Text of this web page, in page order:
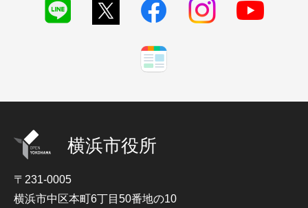
横浜市役所
〒231-0005
横浜市中区本町6丁目50番地の10